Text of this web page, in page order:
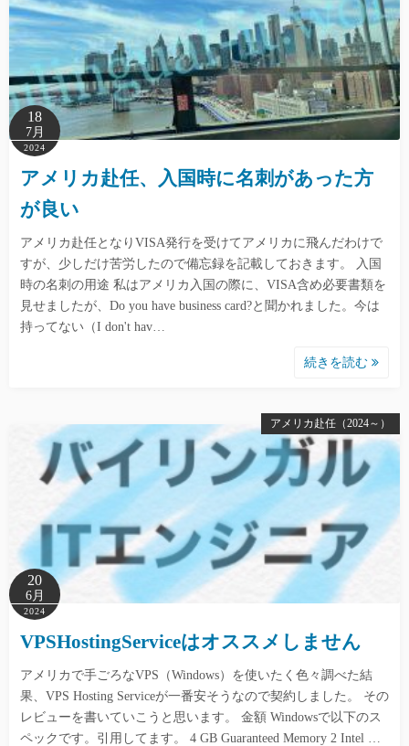
18
7月
2024
アメリカ赴任、入国時に名刺があった方
が良い
アメリカ赴任となりVISA発行を受けてアメリカに飛んだわけで
すが、少しだけ苦労したので備忘録を記載しておきます。 入国
時の名刺の用途 私はアメリカ入国の際に、VISA含め必要書類を
見せましたが、Do you have business card?と聞かれました。今は
持ってない（I don't hav…
続きを読む
アメリカ赴任（2024～）
20
6月
2024
VPSHostingServiceはオススメしません
アメリカで手ごろなVPS（Windows）を使いたく色々調べた結
果、VPS Hosting Serviceが一番安そうなので契約しました。 その
レビューを書いていこうと思います。 金額 Windowsで以下のス
ペックです。引用してます。 4 GB Guaranteed Memory 2 Intel …